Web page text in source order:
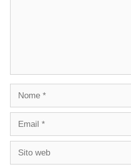
Nome
Email
Sito